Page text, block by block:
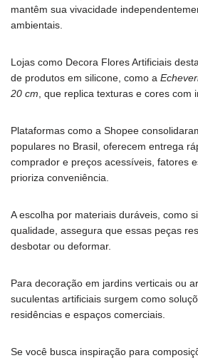
mantêm sua vivacidade
ambientais.
Lojas como Decora Flores Artificiais
de produtos em silicone, como a
20 cm , que replica texturas e cores com
Plataformas como a Shopee
populares no Brasil, oferecem entrega
comprador e preços acessíveis, fatores
prioriza conveniência.
A escolha por materiais duráveis, como
qualidade, assegura que essas peças
desbotar ou deformar.
Para decoração em jardins verticais ou
suculentas artificiais surgem como
residências e espaços comerciais.
Se você busca inspiração para